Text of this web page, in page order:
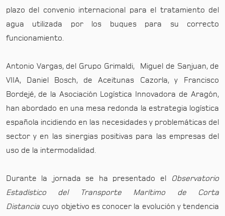
plazo del convenio internacional para el tratamiento del
agua utilizada por los buques para su correcto
funcionamiento.
Antonio Vargas, del Grupo Grimaldi, Miguel de Sanjuan, de
VIIA, Daniel Bosch, de Aceitunas Cazorla, y Francisco
Bordejé, de la Asociación Logística Innovadora de Aragón,
han abordado en una mesa redonda la estrategia logística
española incidiendo en las necesidades y problemáticas del
sector y en las sinergias positivas para las empresas del
uso de la intermodalidad.
Durante la jornada se ha presentado el
Observatorio
Estadístico del Transporte Marítimo de Corta
Distancia cuyo objetivo es conocer la evolución y tendencia